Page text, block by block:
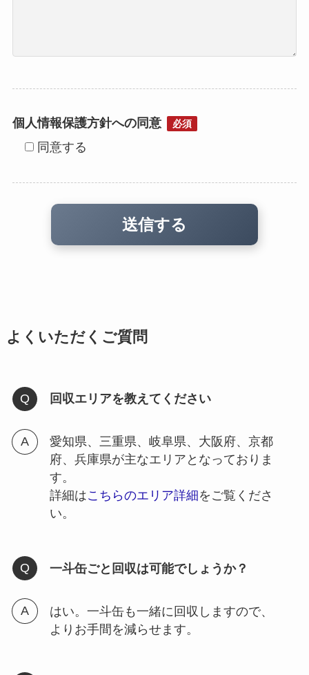
個人情報保護方針への同意 必須
同意する
よくいただくご質問
回収エリアを教えてください
愛知県、三重県、岐阜県、大阪府、京都
府、兵庫県が主なエリアとなっておりま
す。
詳細はこちらのエリア詳細をご覧くださ
い。
一斗缶ごと回収は可能でしょうか？
はい。一斗缶も一緒に回収しますので、
よりお手間を減らせます。